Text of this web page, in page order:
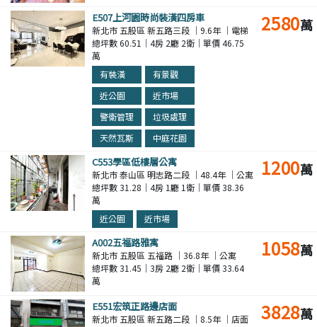
E507上河園時尚裝潢四房車
新北市 五股區 新五路三段 ｜9.6年 ｜電梯
總坪數 60.51｜4房 2廳 2衛｜單價 46.75
萬
有裝潢
有景觀
近公園
近市場
警衛管理
垃圾處理
天然瓦斯
中庭花園
2580萬
C553學區低樓層公寓
新北市 泰山區 明志路二段 ｜48.4年 ｜公寓
總坪數 31.28｜4房 1廳 1衛｜單價 38.36
萬
近公園
近市場
1200萬
A002五福路雅寓
新北市 五股區 五福路 ｜36.8年 ｜公寓
總坪數 31.45｜3房 2廳 2衛｜單價 33.64
萬
1058萬
E551宏筑正路邊店面
新北市 五股區 新五路二段 ｜8.5年 ｜店面
3828萬